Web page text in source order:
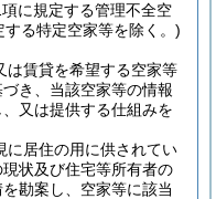
に規定する管理不全空
る特定空家等を除く。)
賃貸を希望する空家等
き、当該空家等の情報
又は提供する仕組みを
居住の用に供されてい
状及び住宅等所有者の
勘案し、空家等に該当